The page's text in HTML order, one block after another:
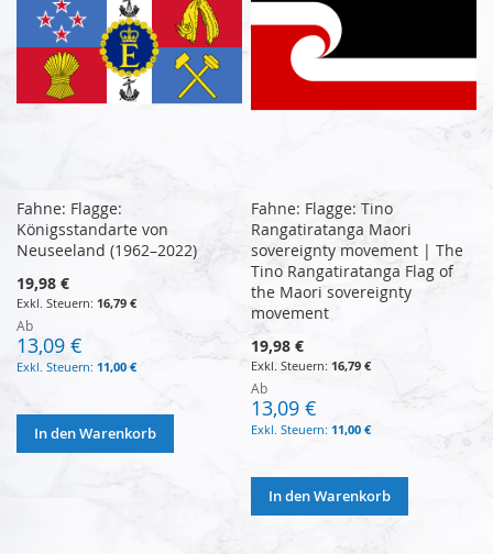
Fahne: Flagge:
Königsstandarte von
Neuseeland (1962–2022)
19,98 €
16,79 €
Ab
13,09 €
11,00 €
In den Warenkorb
Fahne: Flagge: Tino
Rangatiratanga Maori
sovereignty movement | The
Tino Rangatiratanga Flag of
the Maori sovereignty
movement
19,98 €
16,79 €
Ab
13,09 €
11,00 €
In den Warenkorb